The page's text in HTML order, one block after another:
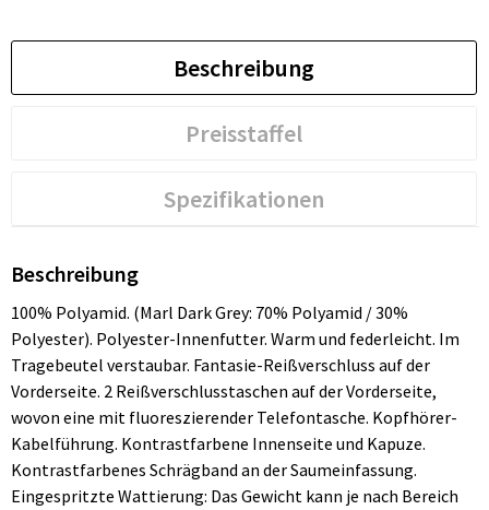
Beschreibung
Preisstaffel
Spezifikationen
Beschreibung
100% Polyamid. (Marl Dark Grey: 70% Polyamid / 30%
Polyester). Polyester-Innenfutter. Warm und federleicht. Im
Tragebeutel verstaubar. Fantasie-Reißverschluss auf der
Vorderseite. 2 Reißverschlusstaschen auf der Vorderseite,
wovon eine mit fluoreszierender Telefontasche. Kopfhörer-
Kabelführung. Kontrastfarbene Innenseite und Kapuze.
Kontrastfarbenes Schrägband an der Saumeinfassung.
Eingespritzte Wattierung: Das Gewicht kann je nach Bereich